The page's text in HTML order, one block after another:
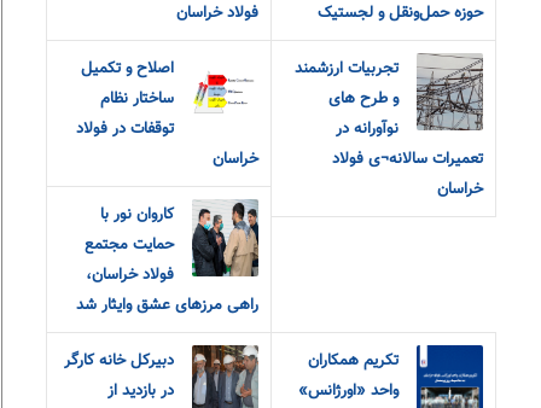
حوزه حمل‌ونقل و لجستیک
فولاد خراسان
تجربیات ارزشمند
و طرح های
نوآورانه در
تعمیرات سالانه¬ی فولاد
خراسان
اصلاح و تکمیل
ساختار نظام
توقفات در فولاد
خراسان
کاروان نور با
حمایت مجتمع
فولاد خراسان،
راهی مرزهای عشق و‌ایثار شد
تکریم همکاران
واحد «اورژانس»
دبیرکل خانه کارگر
در بازدید از